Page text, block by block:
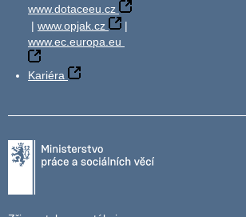
www.dotaceeu.cz
| www.opjak.cz
|
www.ec.europa.eu
Kariéra